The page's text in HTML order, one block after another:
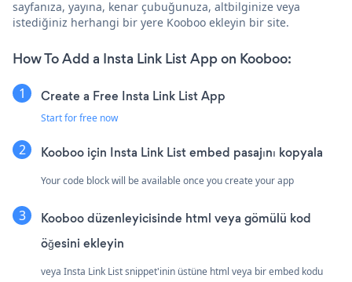
sayfanıza, yayına, kenar çubuğunuza, altbilginize veya
istediğiniz herhangi bir yere Kooboo ekleyin bir site.
How To Add a Insta Link List App on Kooboo:
Create a Free Insta Link List App
Start for free now
Kooboo için Insta Link List embed pasajını kopyala
Your code block will be available once you create your app
Kooboo düzenleyicisinde html veya gömülü kod
öğesini ekleyin
veya Insta Link List snippet'inin üstüne html veya bir embed kodu